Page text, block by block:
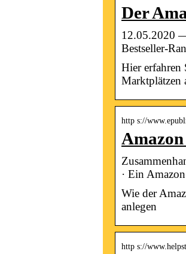
Der
12.05.2020
Bestseller-
Hier erfahren
Marktplätzen
http s://
· Ein
Wie der
anlegen
http s://